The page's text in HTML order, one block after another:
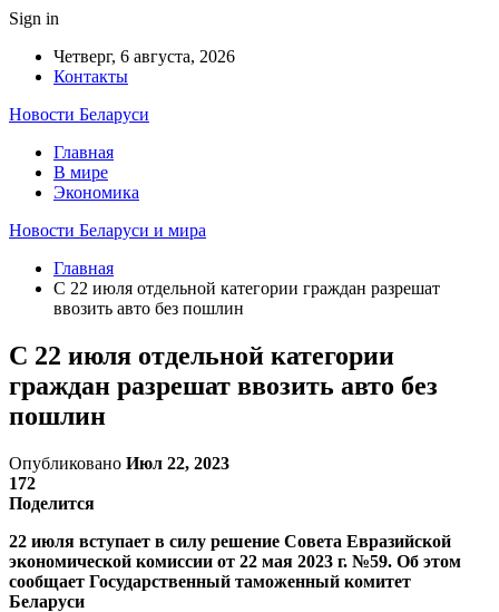
Sign in
Четверг, 6 августа, 2026
Контакты
Новости Беларуси
Главная
В мире
Экономика
Новости Беларуси и мира
Главная
С 22 июля отдельной категории граждан разрешат
ввозить авто без пошлин
С 22 июля отдельной категории
граждан разрешат ввозить авто без
пошлин
Опубликовано Июл 22, 2023
172
Поделится
22 июля вступает в силу решение Совета Евразийской
экономической комиссии от 22 мая 2023 г. №59. Об этом
сообщает Государственный таможенный комитет
Беларуси